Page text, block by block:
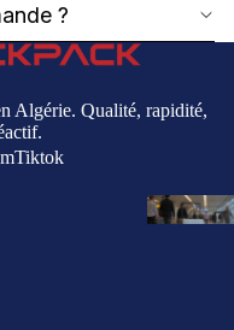
?
Algérie. Qualité, rapidité,
Tiktok